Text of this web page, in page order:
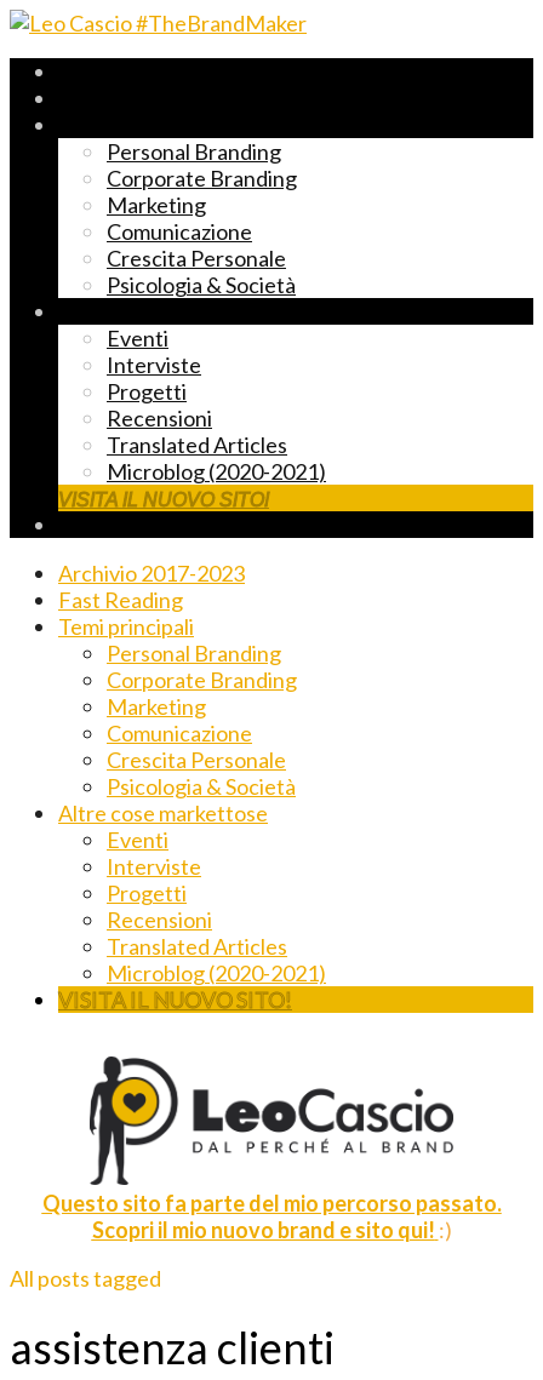
Personal Branding
Corporate Branding
Marketing
Comunicazione
Crescita Personale
Psicologia & Società
Eventi
Interviste
Progetti
Recensioni
Translated Articles
Microblog (2020-2021)
VISITA IL NUOVO SITO!
Archivio 2017-2023
Fast Reading
Temi principali
Personal Branding
Corporate Branding
Marketing
Comunicazione
Crescita Personale
Psicologia & Società
Altre cose markettose
Eventi
Interviste
Progetti
Recensioni
Translated Articles
Microblog (2020-2021)
VISITA IL NUOVO SITO!
Questo sito fa parte del mio percorso passato.
Scopri il mio nuovo brand e sito qui! :)
All posts tagged
assistenza clienti